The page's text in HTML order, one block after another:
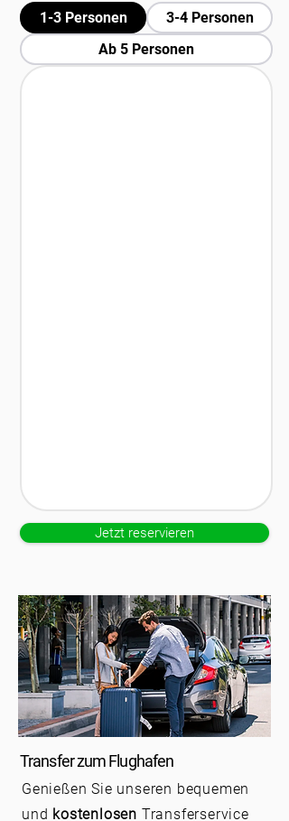
1-3 Personen
3-4 Personen
Ab 5 Personen
Jetzt reservieren
Transfer zum Flughafen
Genießen Sie unseren bequemen
und kostenlosen Transferservice